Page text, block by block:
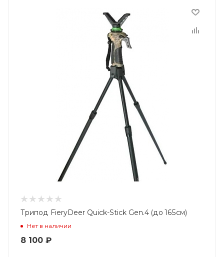
Трипод FieryDeer Quick-Stick Gen.4 (до 165см)
Нет в наличии
8 100 ₽